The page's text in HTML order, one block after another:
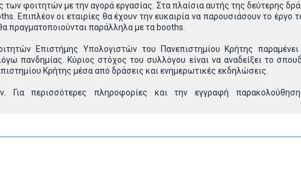
των φοιτητών με την αγορά εργασίας. Στα πλαίσια αυτής της δεύτερης
Επιπλέον οι εταιρίες θα έχουν την ευκαιρία να παρουσιάσουν το έργο
πραγματοποιούνται παράλληλα με τα booths.
Επιστήμης Υπολογιστών του Πανεπιστημίου Κρήτης
πανδημίας. Κύριος στόχος του συλλόγου είναι να αναδείξει το
Κρήτης μέσα από δράσεις και ενημερωτικές εκδηλώσεις.
περισσότερες πληροφορίες και την εγγραφή